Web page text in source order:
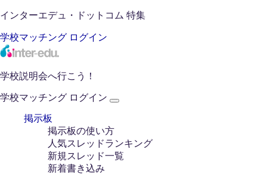
インターエデュ・ドットコム 特集
学校マッチング ログイン
学校説明会へ行こう！
学校マッチング ログイン
掲示板
掲示板の使い方
人気スレッドランキング
新規スレッド一覧
新着書き込み